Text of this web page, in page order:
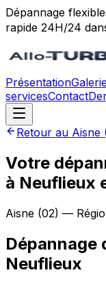
Dépannage
rapide 24H/24
Présentation
servicesContact
Retour au Aisne
Votre
à Neuflieux
Aisne (02) —
Dépannage
Neuflieux